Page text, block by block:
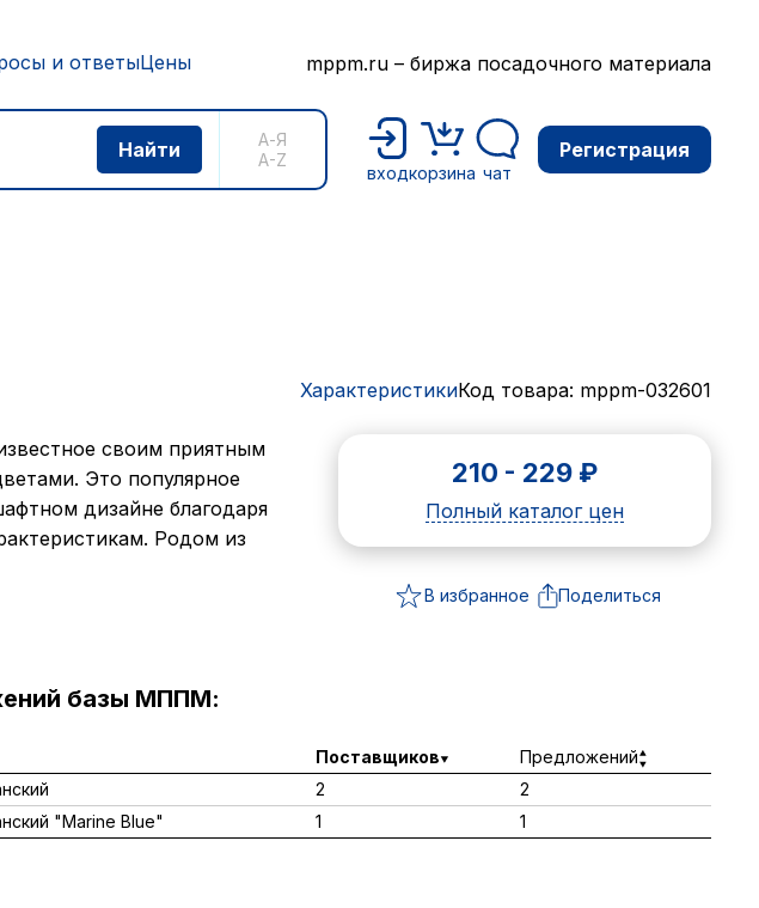
и ответыЦены mppm.ru – биржа посадочного материала
А-Я
A-Z
входкорзина чат
Регистрация
ХарактеристикиКод товара: mppm-032601
своим приятным
Это популярное
дизайне благодаря
Родом из
210 - 229 ₽
Полный каталог цен
В избранное Поделиться
базы МППМ:
Поставщиков
Предложений
2
2
"Marine Blue" 1 1